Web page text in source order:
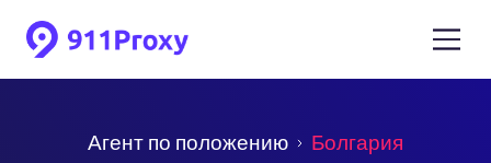
Агент по положению Болгария